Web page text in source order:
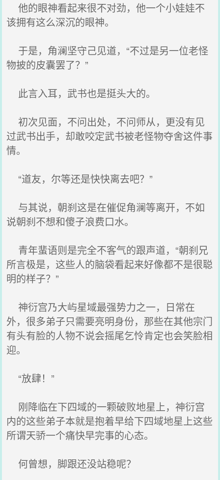
他的眼神看起来很不对劲，他一个小娃娃不
该拥有这么深沉的眼神。
于是，角澜坚守己见道，“不过是另一位老怪
物披的皮囊罢了？”
此言入耳，武书也是挺头大的。
初次见面，不问出处，不问师从，更没有见
过武书出手，却敢咬定武书被老怪物夺舍这件事
情。
“道友，尔等还是快快离去吧？”
与其说，朝刹这是在催促角澜等离开，不如
说朝刹不想和傻子浪费口水。
青年蜚语则是完全不客气的跟声道，“朝刹兄
所言极是，这些人的脑袋看起来好像都不是很聪
明的样子？”
神衍宫乃大屿星域最强势力之一，日常在
外，很多弟子只需要亮明身份，那些在其他宗门
有头有脸的人物不说会摇尾乞怜肯定也会笑脸相
迎。
“放肆！”
刚降临在下四域的一颗破败地星上，神衍宫
内的这些弟子本就是抱着早给下四域地星上这些
所谓天骄一个痛快早完事的心态。
何曾想，脚跟还没站稳呢？